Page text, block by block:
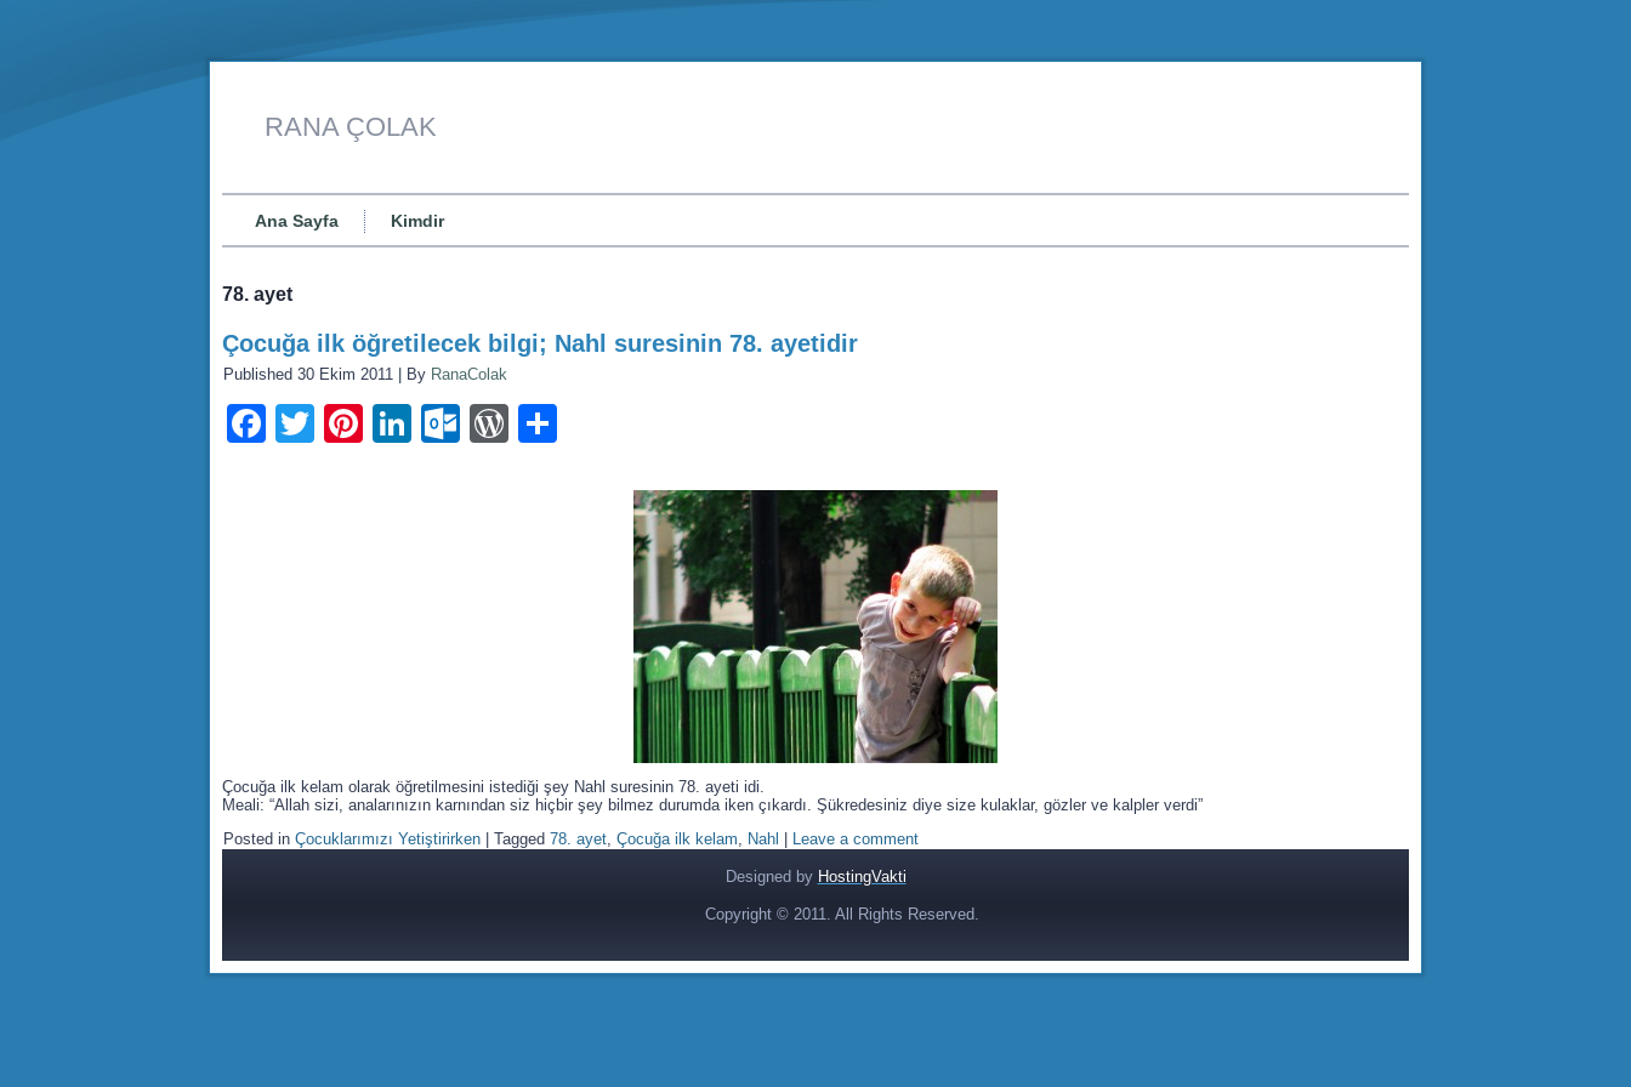
RANA ÇOLAK
Ana Sayfa Kimdir
78. ayet
Çocuğa ilk öğretilecek bilgi; Nahl suresinin 78. ayetidir
Published 30 Ekim 2011 By RanaColak
Facebook
TwitterPinterest
LinkedIn
Outlook.com
WordPress
Çocuğa ilk kelam olarak öğretilmesini istediği şey Nahl suresinin 78. ayeti idi.
Meali: “Allah sizi, analarınızın karnından siz hiçbir şey bilmez durumda iken çıkardı. Şükredesiniz diye size kulaklar, gözler ve kalpler verdi”
Posted in Çocuklarımızı Yetiştirirken Tagged 78. ayet, Çocuğa ilk kelam, Nahl Leave a comment
Designed by HostingVakti
Copyright © 2011. All Rights Reserved.